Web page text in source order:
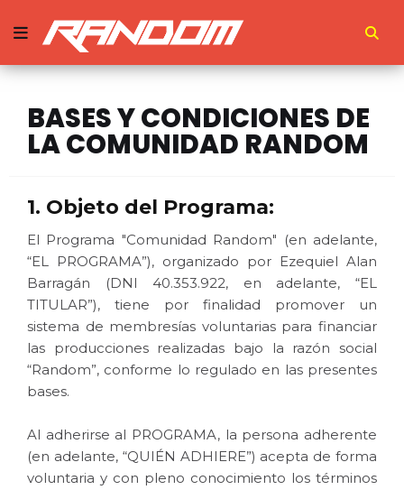
BASES Y CONDICIONES DE
LA COMUNIDAD RANDOM
1. Objeto del Programa:
El Programa "Comunidad Random" (en adelante,
“EL PROGRAMA”), organizado por Ezequiel Alan
Barragán (DNI 40.353.922, en adelante, “EL
TITULAR”), tiene por finalidad promover un
sistema de membresías voluntarias para financiar
las producciones realizadas bajo la razón social
“Random”, conforme lo regulado en las presentes
bases.
Al adherirse al PROGRAMA, la persona adherente
(en adelante, “QUIÉN ADHIERE”) acepta de forma
voluntaria y con pleno conocimiento los términos